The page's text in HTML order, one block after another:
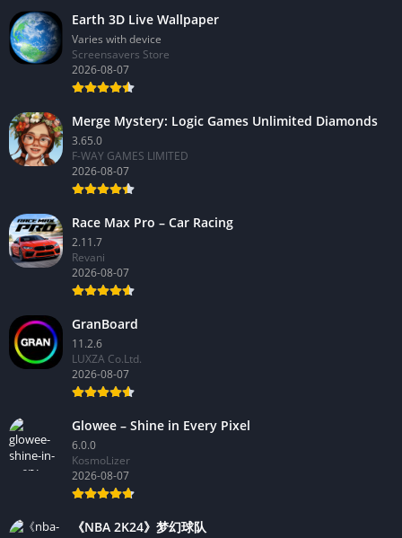
Earth 3D Live Wallpaper
Varies with device
Screensavers Store
2026-08-07
Merge Mystery: Logic Games Unlimited Diamonds
3.65.0
F-WAY GAMES LIMITED
2026-08-07
Race Max Pro – Car Racing
2.11.7
Revani
2026-08-07
GranBoard
11.2.6
LUXZA Co.Ltd.
2026-08-07
Glowee – Shine in Every Pixel
6.0.0
KosmoLizer
2026-08-07
《NBA 2K24》梦幻球队